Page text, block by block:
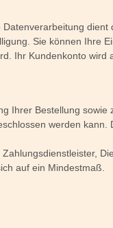
Sie können Ihre
Ihr Kundenkonto wird
Ihrer Bestellung
werden kann.
auf ein Mindestmaß.